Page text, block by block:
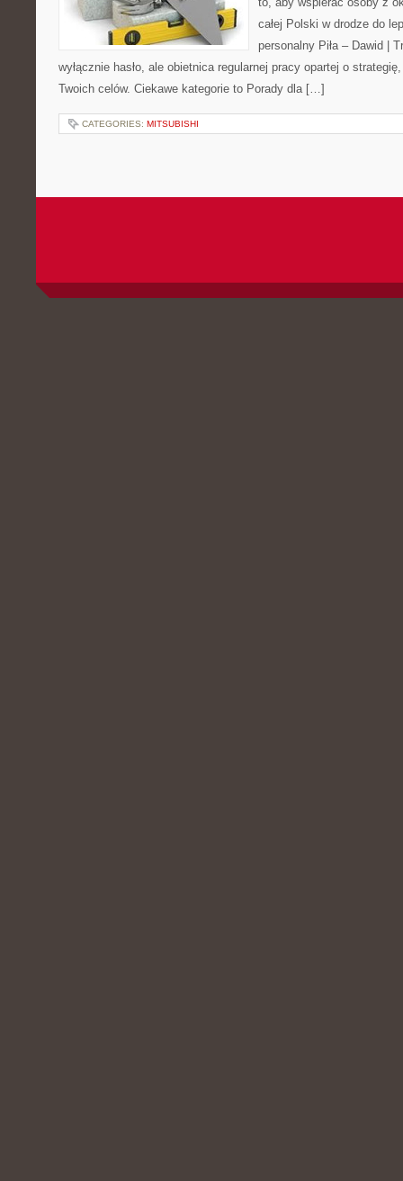
całej Polski w drodze do
personalny Piła – Dawid |
wyłącznie hasło, ale obietnica regularnej pracy opartej o
Twoich celów. Ciekawe kategorie to Porady dla […]
CATEGORIES: MITSUBISHI